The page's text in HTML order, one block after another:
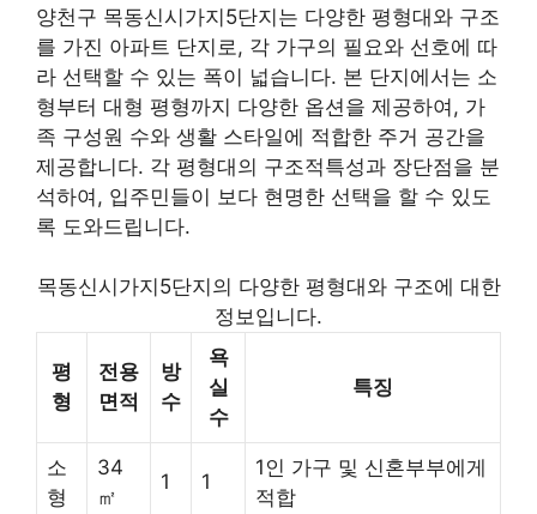
양천구 목동신시가지5단지는 다양한 평형대와 구조
를 가진 아파트 단지로, 각 가구의 필요와 선호에 따
라 선택할 수 있는 폭이 넓습니다. 본 단지에서는 소
형부터 대형 평형까지 다양한 옵션을 제공하여, 가
족 구성원 수와 생활 스타일에 적합한 주거 공간을
제공합니다. 각 평형대의 구조적특성과 장단점을 분
석하여, 입주민들이 보다 현명한 선택을 할 수 있도
록 도와드립니다.
목동신시가지5단지의 다양한 평형대와 구조에 대한
정보입니다.
평
형
전용
면적
방
수
욕
실
수
특징
소
형
34
㎡
1 1
1인 가구 및 신혼부부에게
적합